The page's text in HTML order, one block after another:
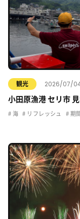
観光 2026/07/
小田原漁港 セリ市
海 リフレッシュ 期